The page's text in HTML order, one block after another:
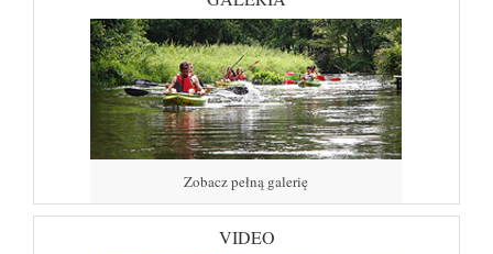
Zobacz pełną galerię
VIDEO